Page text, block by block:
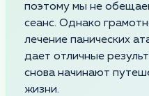
поэтому мы не
сеанс. Однако
лечение панических
дает отличные
снова начинают
жизни.